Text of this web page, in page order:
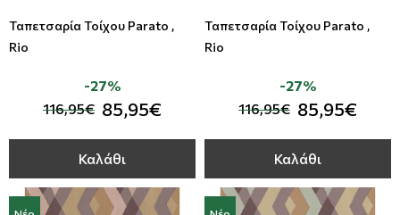
Ταπετσαρία Τοίχου Parato ,
Rio
116,95€ 85,95€
-27%
Καλάθι
Ταπετσαρία Τοίχου Parato ,
Rio
116,95€ 85,95€
-27%
Καλάθι